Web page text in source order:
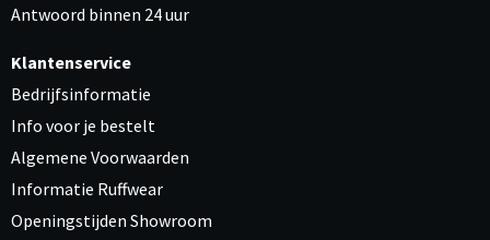
Antwoord binnen 24 uur
Klantenservice
Bedrijfsinformatie
Info voor je bestelt
Algemene Voorwaarden
Informatie Ruffwear
Openingstijden Showroom